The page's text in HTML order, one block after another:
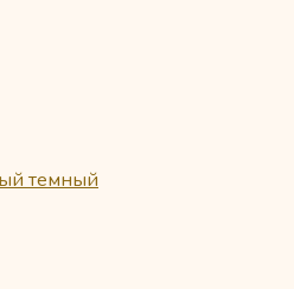
темный